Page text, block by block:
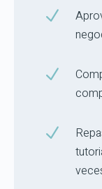
N
N
N